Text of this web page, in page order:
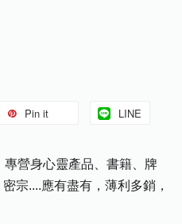
Pin it LINE
營身心靈產品、書籍、牌
宗....應有盡有，薄利多銷，